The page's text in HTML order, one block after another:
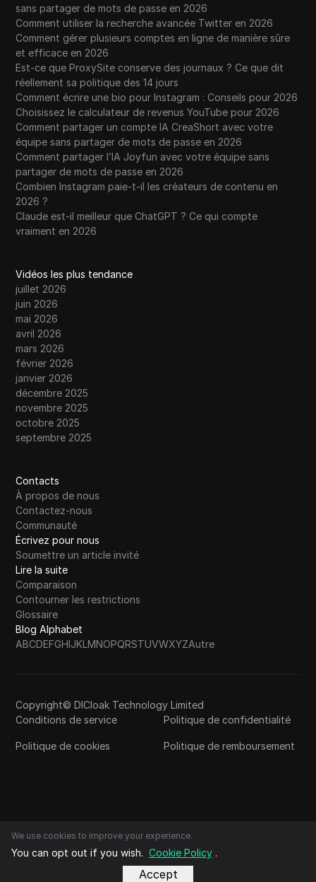
sans partager de mots de passe en 2026
Comment utiliser la recherche avancée Twitter en 2026
Comment gérer plusieurs comptes en ligne de manière sûre
et efficace en 2026
Est-ce que ProxySite conserve des journaux ? Ce que dit
réellement sa politique des 14 jours
Comment écrire une bio pour Instagram : Conseils pour 2026
Choisissez le calculateur de revenus YouTube pour 2026
Comment partager un compte IA CreaShort avec votre
équipe sans partager de mots de passe en 2026
Comment partager l’IA Joyfun avec votre équipe sans
partager de mots de passe en 2026
Combien Instagram paie-t-il les créateurs de contenu en
2026 ?
Claude est-il meilleur que ChatGPT ? Ce qui compte
vraiment en 2026
Vidéos les plus tendance
juillet 2026
juin 2026
mai 2026
avril 2026
mars 2026
février 2026
janvier 2026
décembre 2025
novembre 2025
octobre 2025
septembre 2025
Contacts
À propos de nous
Contactez-nous
Communauté
Écrivez pour nous
Soumettre un article invité
Lire la suite
Comparaison
Contourner les restrictions
Glossaire
Blog Alphabet
ABCDEFGHIJKLMNOPQRSTUVWXYZAutre
Copyright© DICloak Technology Limited
Conditions de service
Politique de confidentialité
Politique de cookies Politique de remboursement
We use cookies to improve your experience.
You can opt out if you wish. Cookie Policy .
Accept